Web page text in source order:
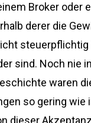
Broker oder
derer die
sind. Noch nie
waren
so gering wie
dieser